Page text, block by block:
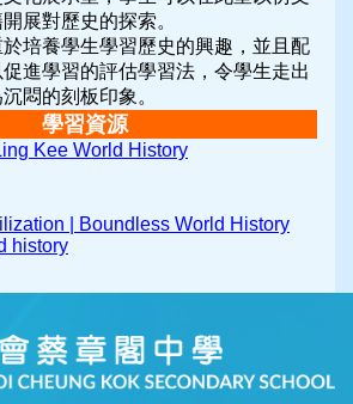
展對歷史的探索。
培養學生學習歷史的興趣，並且配
進學習的評估學習法，令學生走出
悶的刻板印象。
學習資源
Kee World History
| Boundless World History
history